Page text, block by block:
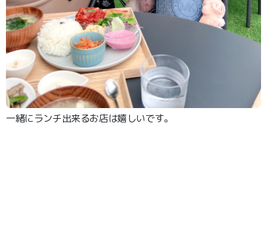
一緒にランチ出来るお店は嬉しいです。